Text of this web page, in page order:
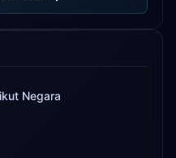
Negara